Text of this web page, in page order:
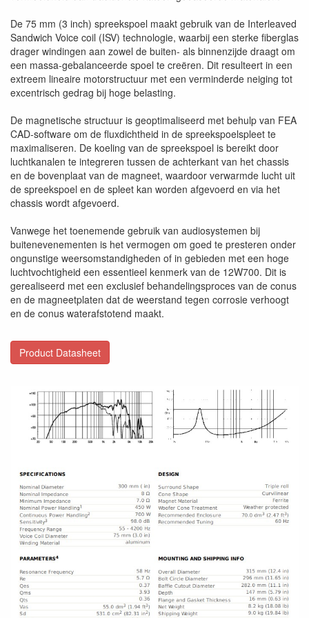
De 75 mm (3 inch) spreekspoel maakt gebruik van de Interleaved
Sandwich Voice coil (ISV) technologie, waarbij een sterke fiberglas
drager windingen aan zowel de buiten- als binnenzijde draagt om
een massa-gebalanceerde spoel te creëren. Dit resulteert in een
extreem lineaire motorstructuur met een verminderde neiging tot
excentrisch gedrag bij hoge belasting.
De magnetische structuur is geoptimaliseerd met behulp van FEA
CAD-software om de fluxdichtheid in de spreekspoelspleet te
maximaliseren. De koeling van de spreekspoel is bereikt door
luchtkanalen te integreren tussen de achterkant van het chassis
en de bovenplaat van de magneet, waardoor verwarmde lucht uit
de spreekspoel en de spleet kan worden afgevoerd en via het
chassis wordt afgevoerd.
Vanwege het toenemende gebruik van audiosystemen bij
buitenevenementen is het vermogen om goed te presteren onder
ongunstige weersomstandigheden of in gebieden met een hoge
luchtvochtigheid een essentieel kenmerk van de 12W700. Dit is
gerealiseerd met een exclusief behandelingsproces van de conus
en de magneetplaten dat de weerstand tegen corrosie verhoogt
en de conus waterafstotend maakt.
Product Datasheet